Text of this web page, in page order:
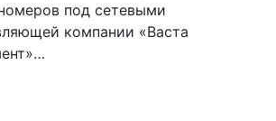
под сетевыми
компании «Васта